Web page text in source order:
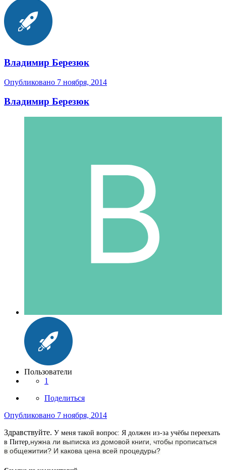
Владимир Березюк
Опубликовано 7 ноября, 2014
Владимир Березюк
Пользователи
1
Поделиться
Опубликовано 7 ноября, 2014
Здравствуйте. У меня такой вопрос: Я должен из-за учёбы переехать
в Питер,нужна ли выписка из домовой книги, чтобы прописаться
в общежитии? И какова цена всей процедуры?